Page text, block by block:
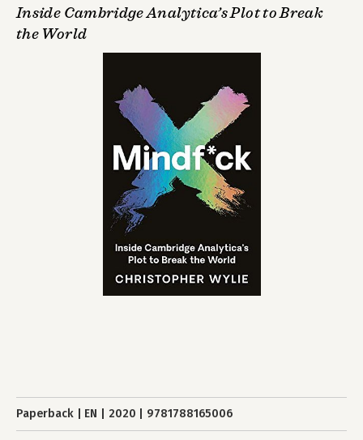
Inside Cambridge Analytica’s Plot to Break
the World
Paperback EN 2020 9781788165006